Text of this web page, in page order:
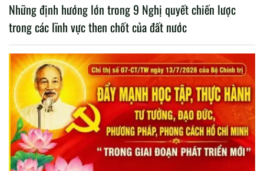
Những định hướng lớn trong 9 Nghị quyết chiến lược
trong các lĩnh vực then chốt của đất nước